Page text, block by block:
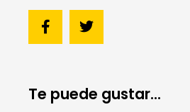
Te puede gustar...